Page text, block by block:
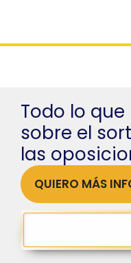
contenido
Todo lo
sobre el
las
QUIERO MÁS